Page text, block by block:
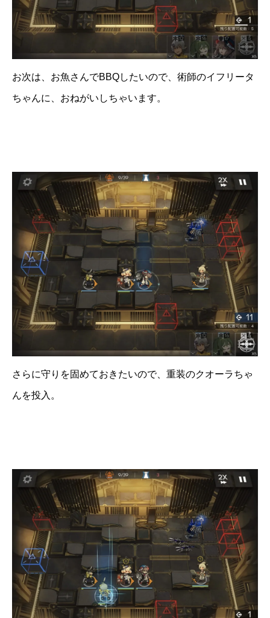
お次は、お魚さんでBBQしたいので、術師のイフリータ
ちゃんに、おねがいしちゃいます。
さらに守りを固めておきたいので、重装のクオーラちゃ
んを投入。